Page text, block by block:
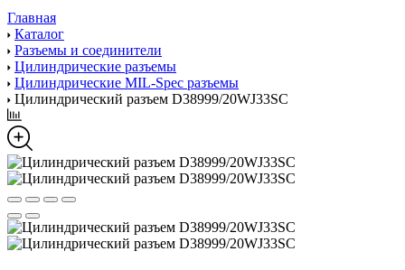
Главная
Каталог
Разъемы и соединители
Цилиндрические разъемы
Цилиндрические MIL-Spec разъемы
Цилиндрический разъем D38999/20WJ33SC